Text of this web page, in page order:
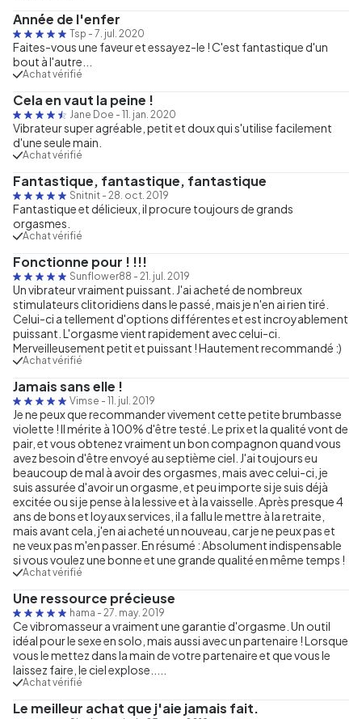
Année de l'enfer
Tsp - 7. jul. 2020
Faites-vous une faveur et essayez-le ! C'est fantastique d'un
bout à l'autre...
Achat vérifié
Cela en vaut la peine !
Jane Doe - 11. jan. 2020
Vibrateur super agréable, petit et doux qui s'utilise facilement
d'une seule main.
Achat vérifié
Fantastique, fantastique, fantastique
Snitnit - 28. oct. 2019
Fantastique et délicieux, il procure toujours de grands
orgasmes.
Achat vérifié
Fonctionne pour ! !!!
Sunflower88 - 21. jul. 2019
Un vibrateur vraiment puissant. J'ai acheté de nombreux
stimulateurs clitoridiens dans le passé, mais je n'en ai rien tiré.
Celui-ci a tellement d'options différentes et est incroyablement
puissant. L'orgasme vient rapidement avec celui-ci.
Merveilleusement petit et puissant ! Hautement recommandé :)
Achat vérifié
Jamais sans elle !
Vimse - 11. jul. 2019
Je ne peux que recommander vivement cette petite brumbasse
violette ! Il mérite à 100% d'être testé. Le prix et la qualité vont de
pair, et vous obtenez vraiment un bon compagnon quand vous
avez besoin d'être envoyé au septième ciel. J'ai toujours eu
beaucoup de mal à avoir des orgasmes, mais avec celui-ci, je
suis assurée d'avoir un orgasme, et peu importe si je suis déjà
excitée ou si je pense à la lessive et à la vaisselle. Après presque 4
ans de bons et loyaux services, il a fallu le mettre à la retraite,
mais avant cela, j'en ai acheté un nouveau, car je ne peux pas et
ne veux pas m'en passer. En résumé : Absolument indispensable
si vous voulez une bonne et une grande qualité en même temps !
Achat vérifié
Une ressource précieuse
hama - 27. may. 2019
Ce vibromasseur a vraiment une garantie d'orgasme. Un outil
idéal pour le sexe en solo, mais aussi avec un partenaire ! Lorsque
vous le mettez dans la main de votre partenaire et que vous le
laissez faire, le ciel explose.....
Achat vérifié
Le meilleur achat que j'aie jamais fait.